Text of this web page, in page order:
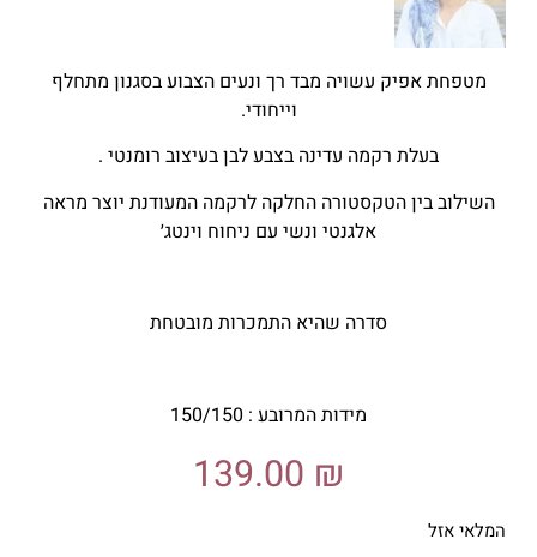
מטפחת אפיק עשויה מבד רך ונעים הצבוע בסגנון מתחלף
וייחודי.
בעלת רקמה עדינה בצבע לבן בעיצוב רומנטי .
השילוב בין הטקסטורה החלקה לרקמה המעודנת יוצר מראה
אלגנטי ונשי עם ניחוח וינטג׳
סדרה שהיא התמכרות מובטחת
מידות המרובע : 150/150
139.00 ₪
המלאי אזל